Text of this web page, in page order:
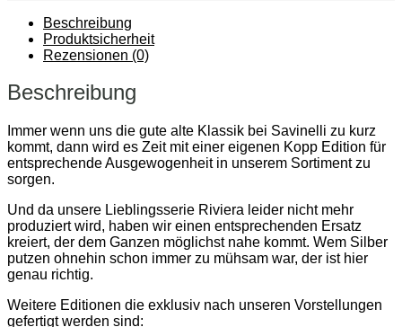
Beschreibung
Produktsicherheit
Rezensionen (0)
Beschreibung
Immer wenn uns die gute alte Klassik bei Savinelli zu kurz
kommt, dann wird es Zeit mit einer eigenen Kopp Edition für
entsprechende Ausgewogenheit in unserem Sortiment zu
sorgen.
Und da unsere Lieblingsserie Riviera leider nicht mehr
produziert wird, haben wir einen entsprechenden Ersatz
kreiert, der dem Ganzen möglichst nahe kommt. Wem Silber
putzen ohnehin schon immer zu mühsam war, der ist hier
genau richtig.
Weitere Editionen die exklusiv nach unseren Vorstellungen
gefertigt werden sind: